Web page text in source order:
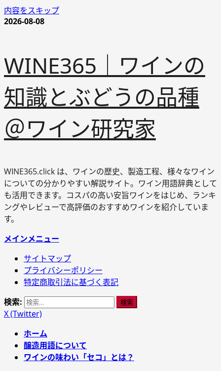
内容をスキップ
2026-08-08
WINE365｜ワインの
知識とぶどうの品種
＠ワイン研究家
WINE365.click は、ワインの歴史、製造工程、様々なワイン
についての分かりやすい解説サイト。ワイン用語辞典として
も活用できます。コスパの高い安旨ワインをはじめ、ランキ
ングやレビューで高評価のおすすめワインを紹介していま
す。
メインメニュー
サイトマップ
プライバシーポリシー
特定商取引法に基づく表記
検索:
X (Twitter)
ホーム
醸造用語について
ワインの味わい「セコ」とは？